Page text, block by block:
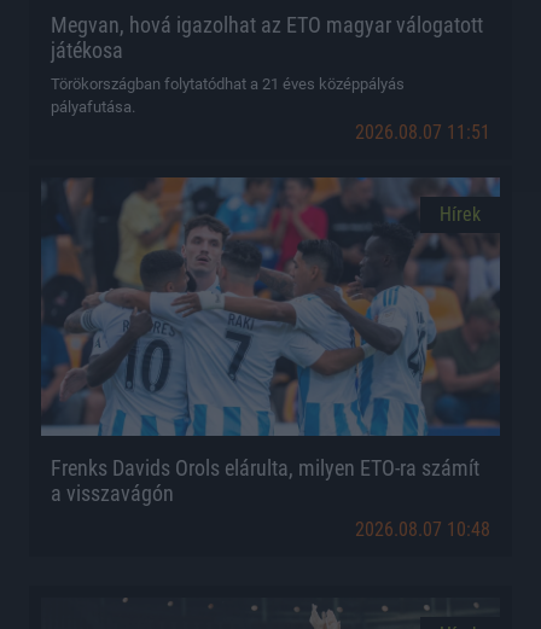
Megvan, hová igazolhat az ETO magyar válogatott
játékosa
Törökországban folytatódhat a 21 éves középpályás
pályafutása.
2026.08.07 11:51
Hírek
Frenks Davids Orols elárulta, milyen ETO-ra számít
a visszavágón
2026.08.07 10:48